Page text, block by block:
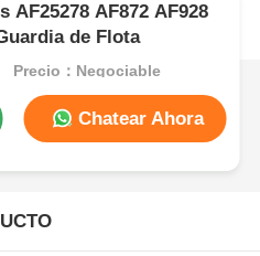
AF25278 AF872 AF928
de Flota
Precio：Negociable
Chatear Ahora